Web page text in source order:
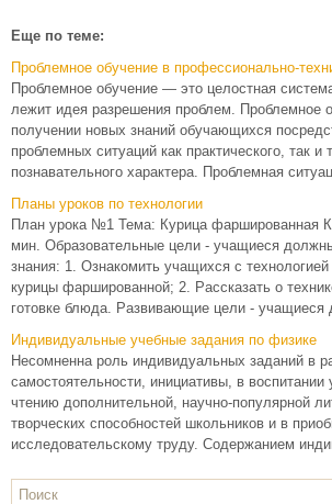
Еще по теме:
Проблемное обучение в профессионально-
Проблемное обучение — это целостная
лежит идея разрешения проблем. Проблемное
получении новых знаний обучающихся
проблемных ситуаций как практического, так и
познавательного характера. Проблемная
Планы уроков по технологии
План урока №1 Тема: Курица фаршированная
мин. Образовательные цели - учащиеся
знания: 1. Ознакомить учащихся с технологией
курицы фаршированной; 2. Рассказать о
готовке блюда. Развивающие цели - учащиеся
Индивидуальные учебные задания по физике
Несомненна роль индивидуальных заданий в
самостоятельности, инициативы, в воспитании
чтению дополнительной, научно-популярной
творческих способностей школьников и в
исследовательскому труду. Содержанием